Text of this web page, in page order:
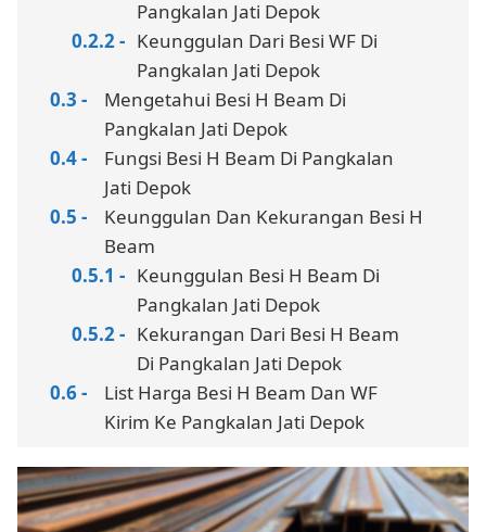
Pangkalan Jati Depok
Keunggulan Dari Besi WF Di
Pangkalan Jati Depok
Mengetahui Besi H Beam Di
Pangkalan Jati Depok
Fungsi Besi H Beam Di Pangkalan
Jati Depok
Keunggulan Dan Kekurangan Besi H
Beam
Keunggulan Besi H Beam Di
Pangkalan Jati Depok
Kekurangan Dari Besi H Beam
Di Pangkalan Jati Depok
List Harga Besi H Beam Dan WF
Kirim Ke Pangkalan Jati Depok